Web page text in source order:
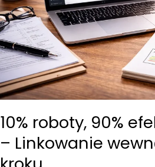
10% roboty, 90%
– Linkowanie